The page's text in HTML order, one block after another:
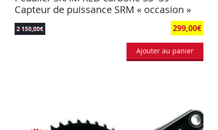
Capteur de puissance SRM « occasion »
2 150,00€ 299,00€
Ajouter au panier